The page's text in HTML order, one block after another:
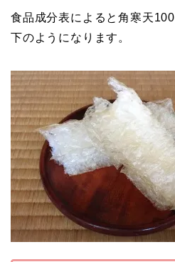
食品成分表によると角寒天
下のようになります。